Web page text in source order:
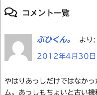
コメント一覧
ぶひくん。 より:
2012年4月30
やはりあっしだけではなか
ム。あっしもちょいと古い